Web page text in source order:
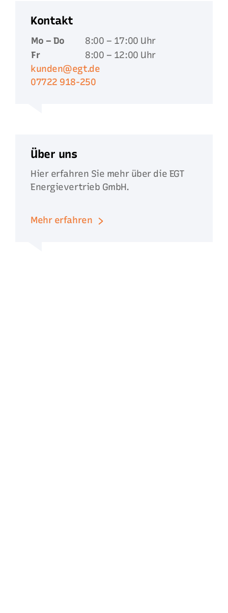
Kontakt
Mo – Do
8:00 – 17:00 Uhr
Fr
8:00 – 12:00 Uhr
kunden@egt.de
07722 918-250
Über uns
Hier erfahren Sie mehr über die EGT
Energievertrieb GmbH.
Mehr erfahren